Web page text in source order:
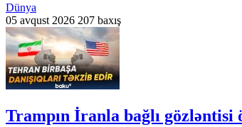
Dünya
05 avqust 2026 207 baxış
Trampın İranla bağlı